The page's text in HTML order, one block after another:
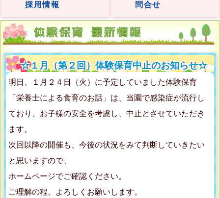
採用情報 問合せ
☆１月（第２回）体験保育中止のお知らせ☆
明日、１月２４日（火）に予定していました体験保育
「栄養士による食育のお話」は、当園で感染症が流行し
ており、お子様の安全を考慮し、中止とさせていただき
ます。
次回以降の開催も、今後の状況をみて判断していきたい
と思いますので、
ホームページでご確認ください。
ご理解の程、よろしくお願いします。